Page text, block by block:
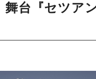
台『セツアン